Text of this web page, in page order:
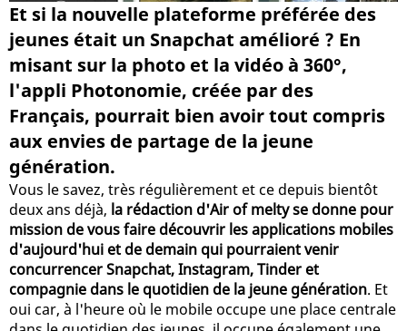
Et si la nouvelle plateforme préférée des
jeunes était un Snapchat amélioré ? En
misant sur la photo et la vidéo à 360°,
l'appli Photonomie, créée par des
Français, pourrait bien avoir tout compris
aux envies de partage de la jeune
génération.
Vous le savez, très régulièrement et ce depuis bientôt
deux ans déjà, la rédaction d'Air of melty se donne pour
mission de vous faire découvrir les applications mobiles
d'aujourd'hui et de demain qui pourraient venir
concurrencer Snapchat, Instagram, Tinder et
compagnie dans le quotidien de la jeune génération. Et
oui car, à l'heure où le mobile occupe une place centrale